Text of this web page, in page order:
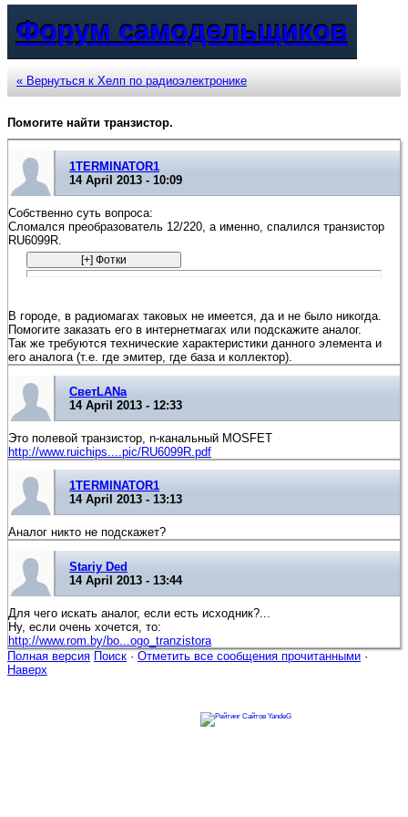
Форум самодельщиков
« Вернуться к Хелп по радиоэлектронике
Помогите найти транзистор.
1TERMINATOR1
14 April 2013 - 10:09
Собственно суть вопроса:
Сломался преобразователь 12/220, а именно, спалился транзистор
RU6099R.
В городе, в радиомагах таковых не имеется, да и не было никогда.
Помогите заказать его в интернетмагах или подскажите аналог.
Так же требуются технические характеристики данного элемента и
его аналога (т.е. где эмитер, где база и коллектор).
СветLANa
14 April 2013 - 12:33
Это полевой транзистор, n-канальный MOSFET
http://www.ruichips....pic/RU6099R.pdf
1TERMINATOR1
14 April 2013 - 13:13
Аналог никто не подскажет?
Stariy Ded
14 April 2013 - 13:44
Для чего искать аналог, если есть исходник?...
Ну, если очень хочется, то:
http://www.rom.by/bo...ogo_tranzistora
Полная версия Поиск · Отметить все сообщения прочитанными ·
Наверх